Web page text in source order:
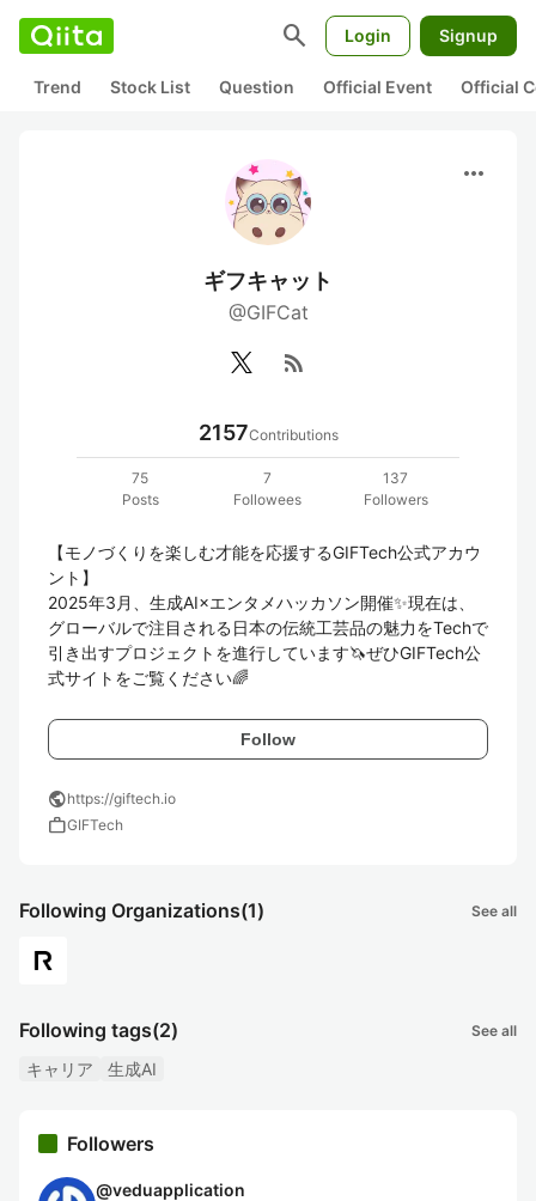
search Login Signup
Trend Stock List Question Official Event Official
more_horiz
ギフキャット
@GIFCat
rss_feed
2157Contributions
75
Posts
7
Followees
137
Followers
【モノづくりを楽しむ才能を応援するGIFTech公式アカウ
ント】
2025年3月、生成AI×エンタメハッカソン開催✨現在は、
グローバルで注目される日本の伝統工芸品の魅力をTechで
引き出すプロジェクトを進行しています🦄ぜひGIFTech公
式サイトをご覧ください🌈
Follow
publichttps://giftech.io
workGIFTech
Following Organizations(1) See all
Following tags(2) See all
キャリア 生成AI
Followers
@veduapplication